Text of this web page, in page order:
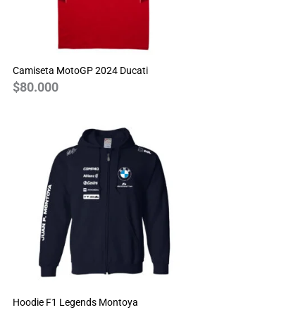
Camiseta MotoGP 2024 Ducati
$80.000
Hoodie F1 Legends Montoya